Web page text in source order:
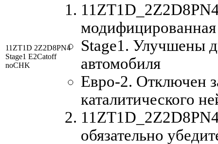
11ZT1D 2Z2D8PN4
Stage1 E2Catoff
noCHK
Stage1. Улучшены
автомобиля
Евро-2. Отключен
каталитического
обязательно